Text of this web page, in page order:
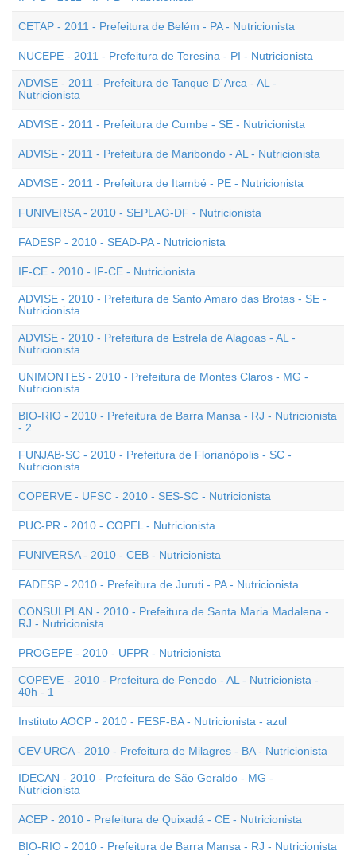
CETAP - 2011 - Prefeitura de Belém - PA - Nutricionista
NUCEPE - 2011 - Prefeitura de Teresina - PI - Nutricionista
ADVISE - 2011 - Prefeitura de Tanque D`Arca - AL -
Nutricionista
ADVISE - 2011 - Prefeitura de Cumbe - SE - Nutricionista
ADVISE - 2011 - Prefeitura de Maribondo - AL - Nutricionista
ADVISE - 2011 - Prefeitura de Itambé - PE - Nutricionista
FUNIVERSA - 2010 - SEPLAG-DF - Nutricionista
FADESP - 2010 - SEAD-PA - Nutricionista
IF-CE - 2010 - IF-CE - Nutricionista
ADVISE - 2010 - Prefeitura de Santo Amaro das Brotas - SE -
Nutricionista
ADVISE - 2010 - Prefeitura de Estrela de Alagoas - AL -
Nutricionista
UNIMONTES - 2010 - Prefeitura de Montes Claros - MG -
Nutricionista
BIO-RIO - 2010 - Prefeitura de Barra Mansa - RJ - Nutricionista
- 2
FUNJAB-SC - 2010 - Prefeitura de Florianópolis - SC -
Nutricionista
COPERVE - UFSC - 2010 - SES-SC - Nutricionista
PUC-PR - 2010 - COPEL - Nutricionista
FUNIVERSA - 2010 - CEB - Nutricionista
FADESP - 2010 - Prefeitura de Juruti - PA - Nutricionista
CONSULPLAN - 2010 - Prefeitura de Santa Maria Madalena -
RJ - Nutricionista
PROGEPE - 2010 - UFPR - Nutricionista
COPEVE - 2010 - Prefeitura de Penedo - AL - Nutricionista -
40h - 1
Instituto AOCP - 2010 - FESF-BA - Nutricionista - azul
CEV-URCA - 2010 - Prefeitura de Milagres - BA - Nutricionista
IDECAN - 2010 - Prefeitura de São Geraldo - MG -
Nutricionista
ACEP - 2010 - Prefeitura de Quixadá - CE - Nutricionista
BIO-RIO - 2010 - Prefeitura de Barra Mansa - RJ - Nutricionista